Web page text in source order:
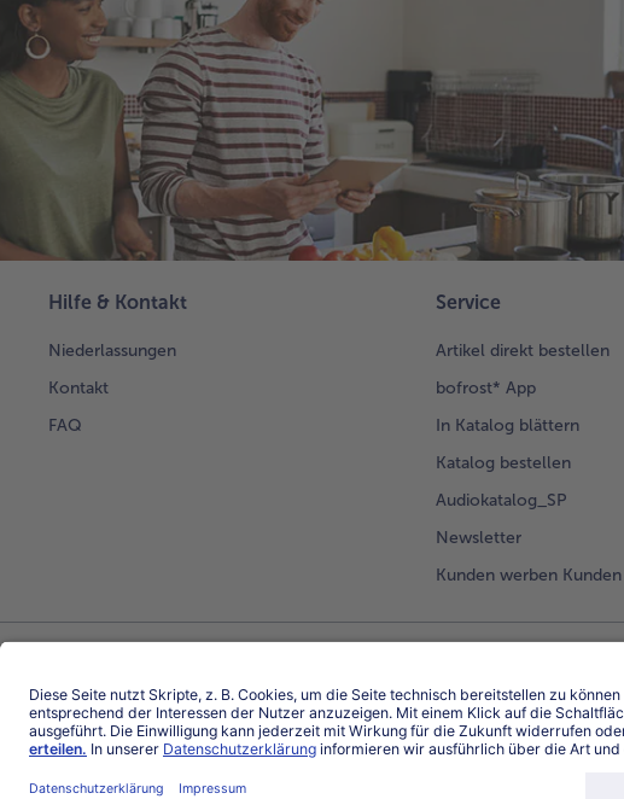
Hilfe & Kontakt
Niederlassungen
Kontakt
FAQ
Service
Artikel direkt bestellen
bofrost* App
In Katalog blättern
Katalog bestellen
Audiokatalog_SP
Newsletter
Kunden werben Kunden